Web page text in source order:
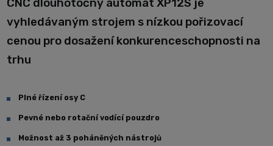
CNC dlouhotočný automat XP12S je
vyhledávaným strojem s nízkou pořizovací
cenou pro dosažení konkurenceschopnosti na
trhu
Plné řízení osy C
Pevné nebo rotační vodící pouzdro
Možnost až 3 poháněných nástrojů